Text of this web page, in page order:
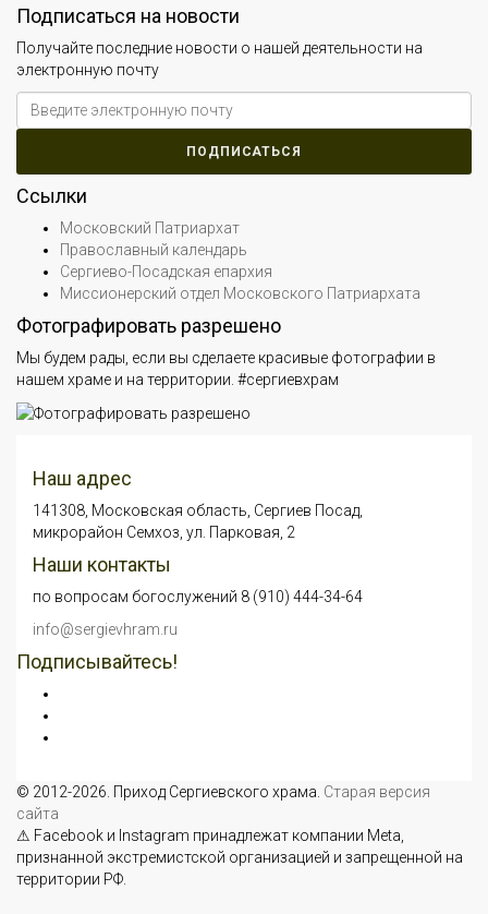
Подписаться на новости
Получайте последние новости о нашей деятельности на
электронную почту
Ссылки
Московский Патриархат
Православный календарь
Сергиево-Посадская епархия
Миссионерский отдел Московского Патриархата
Фотографировать разрешено
Мы будем рады, если вы сделаете красивые фотографии в
нашем храме и на территории. #сергиевхрам
Наш адрес
141308, Московская область, Сергиев Посад,
микрорайон Семхоз, ул. Парковая, 2
Наши контакты
по вопросам богослужений 8 (910) 444-34-64
info@sergievhram.ru
Подписывайтесь!
© 2012-2026. Приход Сергиевского храма. Старая версия
сайта
⚠ Facebook и Instagram принадлежат компании Meta,
признанной экстремистской организацией и запрещенной на
территории РФ.